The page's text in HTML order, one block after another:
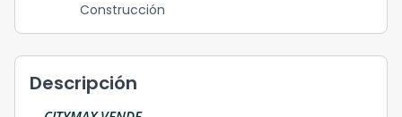
Construcción
Descripción